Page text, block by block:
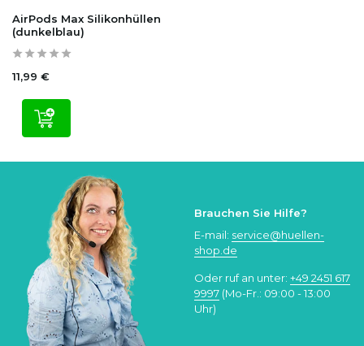
AirPods Max Silikonhüllen
(dunkelblau)
11,99 €
Brauchen Sie Hilfe?
E-mail: service@huellen-
shop.de
Oder ruf an unter: +49 2451 617
9997 (Mo-Fr.: 09:00 - 13:00
Uhr)